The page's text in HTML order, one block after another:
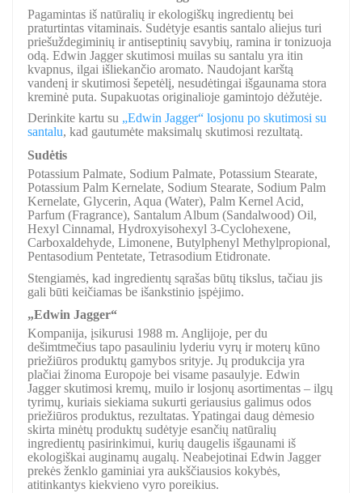
Pagamintas iš natūralių ir ekologiškų ingredientų bei
praturtintas vitaminais. Sudėtyje esantis santalo aliejus turi
priešuždegiminių ir antiseptinių savybių, ramina ir tonizuoja
odą. Edwin Jagger skutimosi muilas su santalu yra itin
kvapnus, ilgai išliekančio aromato. Naudojant karštą
vandenį ir skutimosi šepetėlį, nesudėtingai išgaunama stora
kreminė puta. Supakuotas originalioje gamintojo dėžutėje.
Derinkite kartu su „Edwin Jagger“ losjonu po skutimosi su
santalu, kad gautumėte maksimalų skutimosi rezultatą.
Sudėtis
Potassium Palmate, Sodium Palmate, Potassium Stearate,
Potassium Palm Kernelate, Sodium Stearate, Sodium Palm
Kernelate, Glycerin, Aqua (Water), Palm Kernel Acid,
Parfum (Fragrance), Santalum Album (Sandalwood) Oil,
Hexyl Cinnamal, Hydroxyisohexyl 3-Cyclohexene,
Carboxaldehyde, Limonene, Butylphenyl Methylpropional,
Pentasodium Pentetate, Tetrasodium Etidronate.
Stengiamės, kad ingredientų sąrašas būtų tikslus, tačiau jis
gali būti keičiamas be išankstinio įspėjimo.
„Edwin Jagger“
Kompanija, įsikurusi 1988 m. Anglijoje, per du
dešimtmečius tapo pasauliniu lyderiu vyrų ir moterų kūno
priežiūros produktų gamybos srityje. Jų produkcija yra
plačiai žinoma Europoje bei visame pasaulyje. Edwin
Jagger skutimosi kremų, muilo ir losjonų asortimentas – ilgų
tyrimų, kuriais siekiama sukurti geriausius galimus odos
priežiūros produktus, rezultatas. Ypatingai daug dėmesio
skirta minėtų produktų sudėtyje esančių natūralių
ingredientų pasirinkimui, kurių daugelis išgaunami iš
ekologiškai auginamų augalų. Neabejotinai Edwin Jagger
prekės ženklo gaminiai yra aukščiausios kokybės,
atitinkantys kiekvieno vyro poreikius.